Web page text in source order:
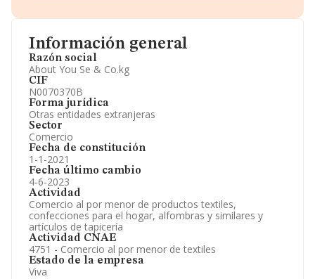
Información general
Razón social
About You Se & Co.kg
CIF
N0070370B
Forma jurídica
Otras entidades extranjeras
Sector
Comercio
Fecha de constitución
1-1-2021
Fecha último cambio
4-6-2023
Actividad
Comercio al por menor de productos textiles,
confecciones para el hogar, alfombras y similares y
artículos de tapicería
Actividad CNAE
4751 - Comercio al por menor de textiles
Estado de la empresa
Viva
Información oficial y registral complementaria.